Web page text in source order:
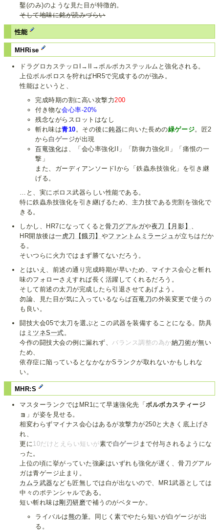
鑿(のみ)のような見た目が特徴的。
そして地味に銘が読みづらい
性能
MHRise
ドラグロカステッロI→II→ボルボカステッルムと強化される。
上位ボルボロスを狩ればHR5で完成するのが強み。
性能はというと、
完成時期の割に高い攻撃力 200
付き物な会心率-20%
残念ながらスロットはなし
斬れ味は青10 。その後に鈍器に向いた長めの緑ゲージ。匠2
から 白ゲージが出現
百竜強化は、「会心率強化II」「防御力強化II」「痛恨の一
撃」
また、ガーディアンソードIから「鉄蟲糸技強化」を引き継
げる。
…と、実にボロス武器らしい性能である。
特に鉄蟲糸技強化を引き継げるため、主力技である兜割を強化で
きる。
しかし、HR7になってくると骨刀グアルガや夜刀【月影】
HR開放後は一虎刀【餓刃】 やファントムミラージュ が立ちはだか
る。
そいつらに火力ではまず勝てないだろう。
とはいえ、前述の通り完成時期が早いため、マイナス会心と斬れ
味のフォローさえすれば長く活躍してくれるだろう。
そして前述の太刀が完成したら引退させてあげよう。
勿論、見た目が気に入っているならば百竜刀の外装変更で使うの
も良い。
闘技大会05で太刀を選ぶとこの武器を装備することになる。防具
は ミツネS一式。
今作の闘技大会の例に漏れず、バランス調整の為か納刀術が無い
ため、
依存症に陥っているとなかなかSランクが取れないかもしれな
い。
MHR:S
マスターランクではMR1にて早速強化先「ボルボカスティージ
ョ 」が姿を見せる。
相変わらずマイナス会心はあるが攻撃力が250と大きく底上げさ
れ、
更に10だけとえらい短いが素で白ゲージ まで付与されるようにな
った。
上位の頃に挙がっていた強豪はいずれも強化が遅く、骨刀グアル
ガは青ゲージ止まり。
カムラ武器 なども匠無しでは白が出ないので、MR1武器としては
中々のポテンシャルである。
短い斬れ味は剛刃研磨で補うのがベターか。
ライバルは熊の筆。同じく素でやたら短いが白ゲージが出
る。